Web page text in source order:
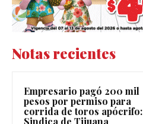
Notas recientes
Empresario pagó 200 mil
pesos por permiso para
corrida de toros apócrifo:
Sindica de Tijuana